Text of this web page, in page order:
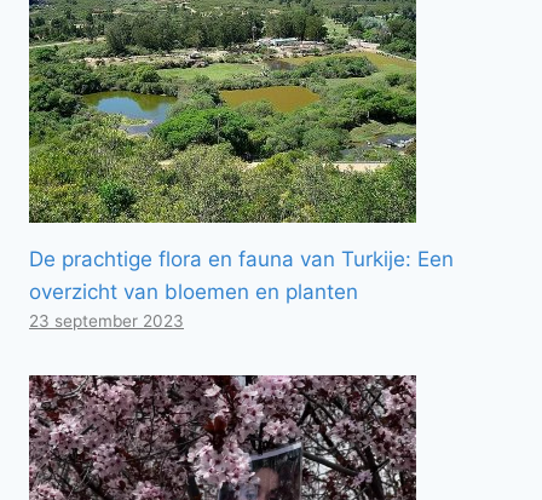
De prachtige flora en fauna van Turkije: Een
overzicht van bloemen en planten
23 september 2023